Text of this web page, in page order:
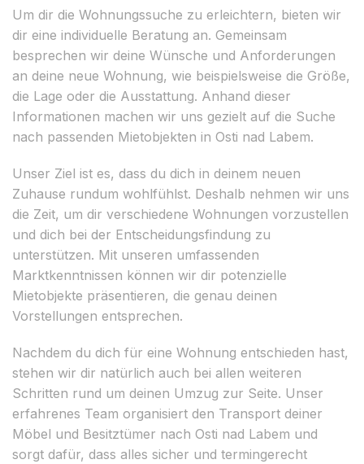
Um dir die Wohnungssuche zu erleichtern, bieten wir
dir eine individuelle Beratung an. Gemeinsam
besprechen wir deine Wünsche und Anforderungen
an deine neue Wohnung, wie beispielsweise die Größe,
die Lage oder die Ausstattung. Anhand dieser
Informationen machen wir uns gezielt auf die Suche
nach passenden Mietobjekten in Osti nad Labem.
Unser Ziel ist es, dass du dich in deinem neuen
Zuhause rundum wohlfühlst. Deshalb nehmen wir uns
die Zeit, um dir verschiedene Wohnungen vorzustellen
und dich bei der Entscheidungsfindung zu
unterstützen. Mit unseren umfassenden
Marktkenntnissen können wir dir potenzielle
Mietobjekte präsentieren, die genau deinen
Vorstellungen entsprechen.
Nachdem du dich für eine Wohnung entschieden hast,
stehen wir dir natürlich auch bei allen weiteren
Schritten rund um deinen Umzug zur Seite. Unser
erfahrenes Team organisiert den Transport deiner
Möbel und Besitztümer nach Osti nad Labem und
sorgt dafür, dass alles sicher und termingerecht